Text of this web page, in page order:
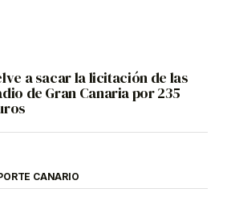
a sacar la licitación de las
de Gran Canaria por 235
CANARIO